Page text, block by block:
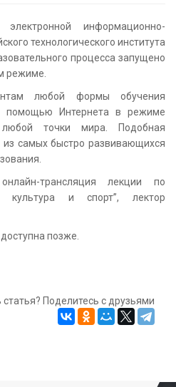
информационно-
технологического института
процесса запущено
режиме.
любой формы обучения
помощью Интернета в режиме
точки мира. Подобная
из самых быстро развивающихся
трансляция лекции по
культура и спорт”, лектор
позже.
статья? Поделитесь с друзьями